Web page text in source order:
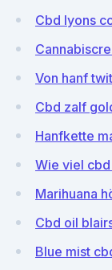
Cbd lyons
Von hanf
Cbd zalf
Hanfkette
Wie viel
Marihuana
Cbd oil
Blue mist